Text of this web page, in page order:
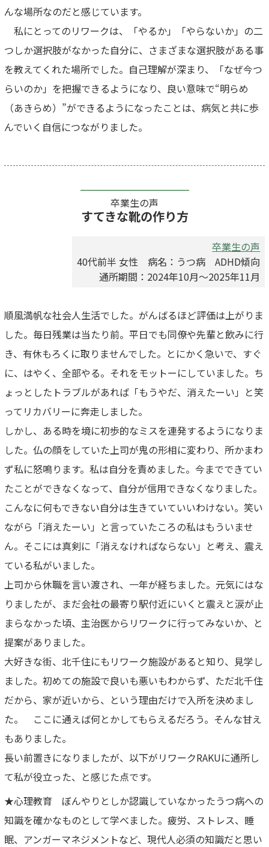
んな場所なのだと感じています。
私にとってのリワークは、「やるか」「やらないか」の二
つしか選択肢がなかった自分に、さまざまな選択肢がある事
を教えてくれた場所でした。自己理解が深まり、「なぜ今つ
らいのか」を把握できるようになり、良い意味で“明らめ
（あきらめ）”ができるようになったことは、病気と共に歩
んでいく自信につながりました。
卒業生の声
すてきな靴の作り方
卒業生の声
40代前半 女性 病名：うつ病 ADHD傾向
通所期間：2024年10月～2025年11月
順風満帆な社会人生活でした。がんばるほど評価は上がりま
した。毎日残業は当たり前。平日でも同僚や先輩と飲みに行
き、有休もろくに取りませんでした。とにかく急いで、すぐ
に、はやく、全部やる。それをモットーにしていました。ち
ょっとしたトラブルがあれば「もうやだ、消えたーい」と笑
ってリカバリーに奔走しました。
しかし、ある時を境に初歩的なミスを連発するようになりま
した。仏の顔をしていた上司が鬼の形相に変わり、所かまわ
ず私に怒鳴ります。私は自分を責めました。今までできてい
たことができなくなって、自分が信用できなくなりました。
こんなに何もできない自分は生きていていいわけない。笑い
ながら「消えたーい」と言っていたころの私はもういませ
ん。そこには真剣に「消えなければならない」と考え、震え
ている私がいました。
上司から休職を言い渡され、一年が経ちました。元気にはな
りましたが、まだ会社の最寄り駅付近にいくと震えと涙が止
まらなかった頃、主治医からリワークに行ってみないか、と
提案がありました。
大好きな街、北千住にもリワーク施設があると知り、見学し
ました。初めての施設で良いも悪いもわからず、ただ北千住
だから、家が近いから、という理由だけで入所を決めまし
た。 ここに通えば何とかしてもらえるだろう。そんな甘え
もありました。
長い前置きになりましたが、以下がリワークRAKUに通所し
て私が役立った、と感じた点です。
★心理教育 ぼんやりとしか認識していなかったうつ病への
知識を確かなものとして学べました。疲労、ストレス、睡
眠、アンガーマネジメントなど、現代人必須の知識だと思い